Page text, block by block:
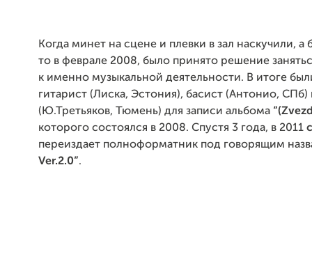
Когда минет на сцене и плевки в зал наскучили, а
то в феврале 2008, было принято решение
к именно музыкальной деятельности. В итоге
гитарист (Лиска, Эстония), басист (Антонио, СПб)
(Ю.Третьяков, Тюмень) для записи альбома
которого состоялся в 2008. Спустя 3 года, в 2011
переиздает полноформатник под говорящим
Ver.2.0”.